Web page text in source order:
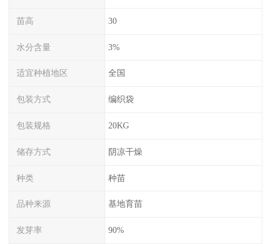
苗高 30
水分含量 3%
适宜种植地区 全国
包装方式 编织袋
包装规格 20KG
储存方式 阴凉干燥
种类 种苗
品种来源 基地育苗
发芽率 90%